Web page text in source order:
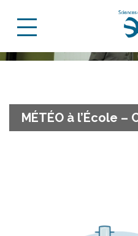
MÉTÉO à l’École